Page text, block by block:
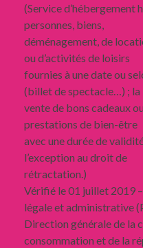
(Service
personnes, biens,
déménagement, de
ou d’activités de loisirs
fournies à une date ou
(billet de spectacle…) ; la
vente de bons cadeaux
prestations de bien-être
avec une durée de validité
l’exception au droit de
rétractation.)
Vérifié le 01 juillet 2019
légale et administrative
Direction générale de la
consommation et de la